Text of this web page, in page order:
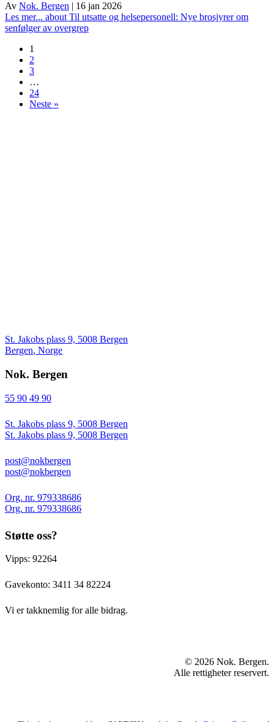
Av Nok. Bergen | 16 jan 2026
Les mer... about Til utsatte og helsepersonell: Nye brosjyrer om
senfølger av overgrep
1
2
3
…
24
Neste »
St. Jakobs plass 9, 5008 Bergen
Bergen, Norge
Nok. Bergen
55 90 49 90
St. Jakobs plass 9, 5008 Bergen
St. Jakobs plass 9, 5008 Bergen
post@nokbergen
post@nokbergen
Org. nr. 979338686
Org. nr. 979338686
Støtte oss?
Vipps: 92264
Gavekonto: 3411 34 82224
Vi er takknemlig for alle bidrag.
© 2026 Nok. Bergen.
Alle rettigheter reservert.